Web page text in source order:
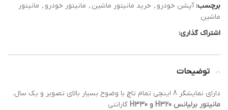
برچسب: آپشن خودرو , خرید مانیتور ماشین , مانیتور خودرو , مانیتور
ماشین
اشتراک گذاری:
توضیحات
.دارای نمایشگر 8 اینچی تمام تاچ با وضوح بسیار بالای تصویر و یک سال
گارانتی
H330 و H320 مانیتور برلیانس